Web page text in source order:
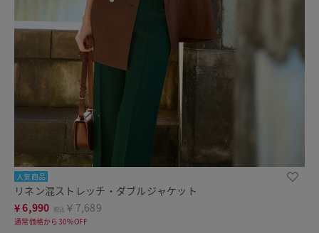
人気商品
リネン混ストレッチ・ダブルジャケット
¥6,990 税込 ￥7,689
通常価格から30%OFF